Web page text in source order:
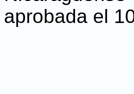
aprobada el